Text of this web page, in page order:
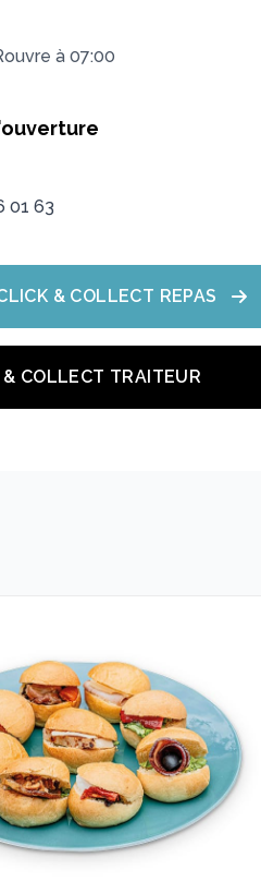
à 07:00
Samedi
01 63
& COLLECT REPAS
& COLLECT TRAITEUR